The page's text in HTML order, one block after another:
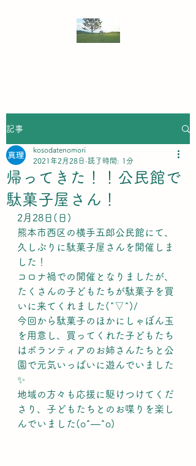
記事
帰ってきた！！公民館で
駄菓子屋さん！
kosodatenomori
2021年2月28日 読了時間: 1分
2月28日(日)
熊本市西区の横手五郎公民館にて、
久しぶりに駄菓子屋さんを開催しま
した！
コロナ禍での開催となりましたが、
たくさんの子どもたちが駄菓子を買
いに来てくれました(^▽^)/
今回から駄菓子のほかにしゃぼん玉
を用意し、買ってくれた子どもたち
はボランティアのお姉さんたちと公
園で元気いっぱいに遊んでいました
✨
地域の方々も応援に駆けつけてくだ
さり、子どもたちとのお喋りを楽し
んでいました(o^―^o)